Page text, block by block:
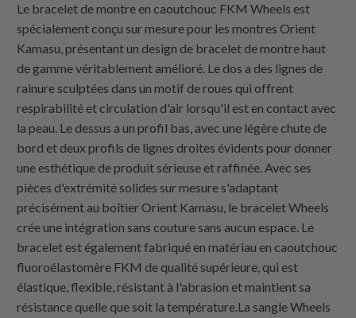
Le bracelet de montre en caoutchouc FKM Wheels est
spécialement conçu sur mesure pour les montres Orient
Kamasu, présentant un design de bracelet de montre haut
de gamme véritablement amélioré. Le dos a des lignes de
rainure sculptées dans un motif de roues qui offrent
respirabilité et circulation d'air lorsqu'il est en contact avec
la peau. Le dessus a un profil bas, avec une légère chute de
bord et deux profils de lignes droites évidents pour donner
une esthétique de produit sérieuse et raffinée. Avec ses
pièces d'extrémité solides sur mesure s'adaptant
précisément au boîtier Orient Kamasu, le bracelet Wheels
crée une intégration sans couture sans aucun espace. Le
bracelet est également fabriqué en matériau en caoutchouc
fluoroélastomère FKM de qualité supérieure, qui est
élastique, flexible, résistant à l'abrasion et maintient sa
résistance quelle que soit la température.La sangle Wheels